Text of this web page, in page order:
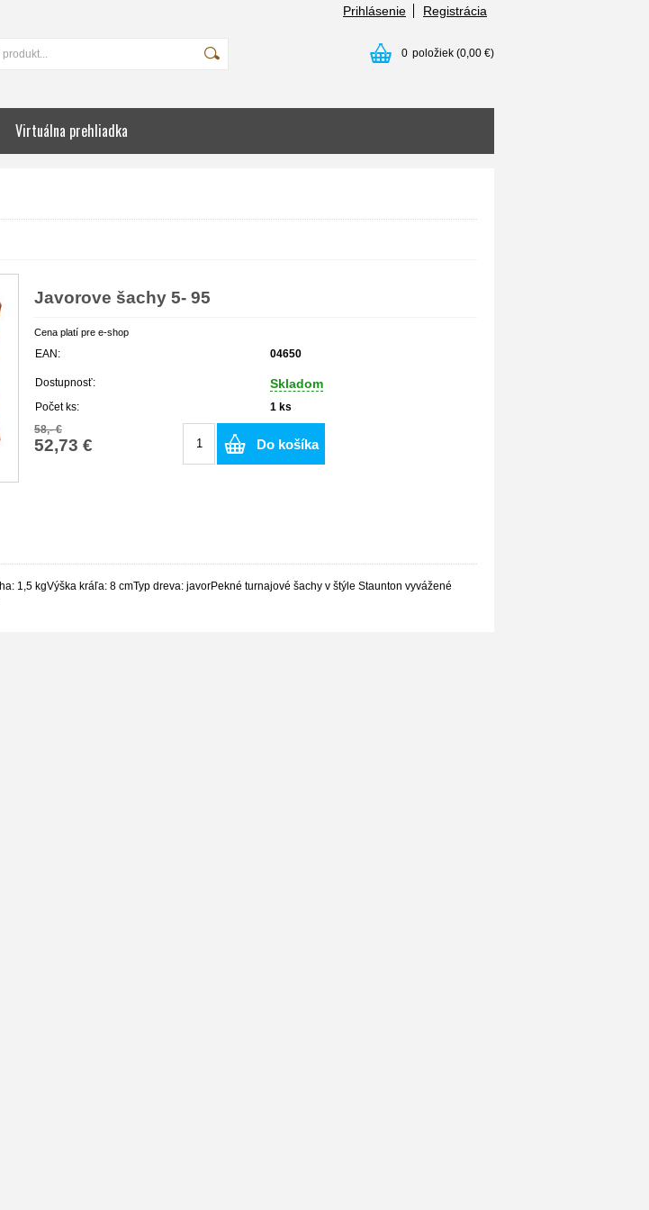
Prihlásenie Registrácia
0 položiek (0,00 €)
Virtuálna prehliadka
Javorove šachy 5- 95
Cena platí pre e-shop
EAN: 04650
Dostupnosť: Skladom
Počet ks: 1 ks
58,- €
52,73 € Do košíka
1,5 kgVýška kráľa: 8 cmTyp dreva: javorPekné turnajové šachy v štýle Staunton vyvážené